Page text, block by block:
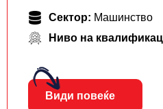
Сектор: Машинство
Ниво на
Види повеќе